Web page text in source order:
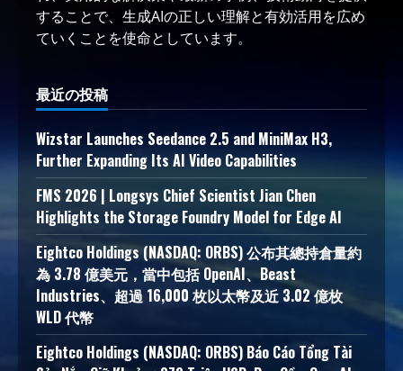
することで、生成AIの正しい理解と有効活用を広め
ていくことを使命としています。
最近の投稿
Wizstar Launches Seedance 2.5 and MiniMax H3,
Further Expanding Its AI Video Capabilities
FMS 2026 | Longsys Chief Scientist Jian Chen
Highlights the Storage Foundry Model for Edge AI
Eightco Holdings (NASDAQ: ORBS) 公布其總持倉量約
為 3.78 億美元，當中包括 OpenAI、Beast
Industries、超過 16,000 枚以太幣及近 3.02 億枚
WLD 代幣
Eightco Holdings (NASDAQ: ORBS) Báo Cáo Tổng Tài